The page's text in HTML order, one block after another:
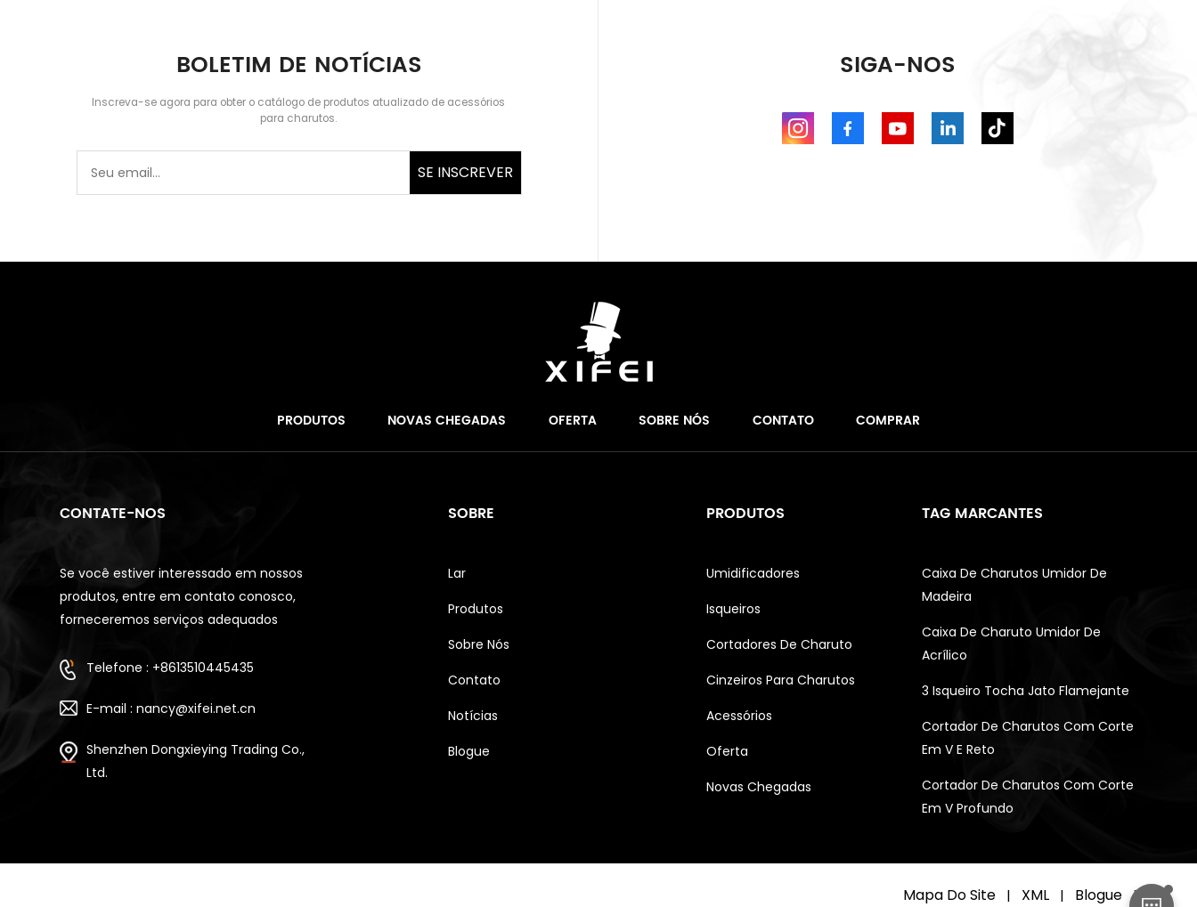
BOLETIM DE NOTÍCIAS
Inscreva-se agora para obter o catálogo de produtos atualizado de acessórios
para charutos.
SE INSCREVER
SIGA-NOS
PRODUTOS NOVAS CHEGADAS OFERTA SOBRE NÓS CONTATO COMPRAR
CONTATE-NOS
Se você estiver interessado em nossos
produtos, entre em contato conosco,
forneceremos serviços adequados
Telefone : +8613510445435
E-mail : nancy@xifei.net.cn
Shenzhen Dongxieying Trading Co.,
Ltd.
SOBRE
Lar
Produtos
Sobre Nós
Contato
Notícias
Blogue
PRODUTOS
Umidificadores
Isqueiros
Cortadores De Charuto
Cinzeiros Para Charutos
Acessórios
Oferta
Novas Chegadas
TAG MARCANTES
Caixa De Charutos Umidor De
Madeira
Caixa De Charuto Umidor De
Acrílico
3 Isqueiro Tocha Jato Flamejante
Cortador De Charutos Com Corte
Em V E Reto
Cortador De Charutos Com Corte
Em V Profundo
Mapa Do Site | XML | Blogue |